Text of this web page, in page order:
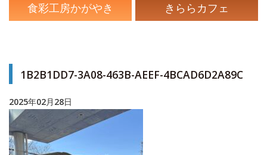
食彩工房かがやき
きららカフェ
1B2B1DD7-3A08-463B-AEEF-4BCAD6D2A89C
2025年02月28日